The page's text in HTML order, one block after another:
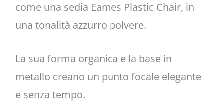
come una sedia Eames Plastic Chair, in
una tonalità azzurro polvere.
La sua forma organica e la base in
metallo creano un punto focale elegante
e senza tempo.